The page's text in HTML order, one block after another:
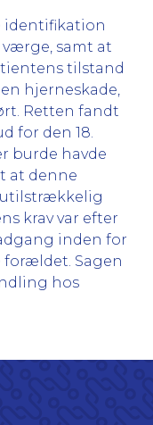
identifikation
samt at
tilstand
hjerneskade,
Retten fandt
for den 18.
burde havde
at denne
utilstrækkelig
krav var efter
inden for
Sagen
hos